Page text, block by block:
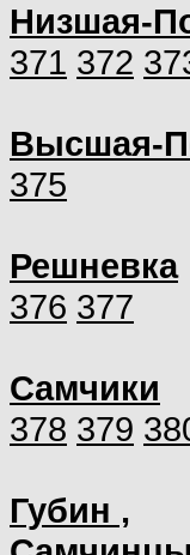
Низшая-
371 372
Высшая-
375
Решневка
376 377
Самчики
378 379
Губин ,